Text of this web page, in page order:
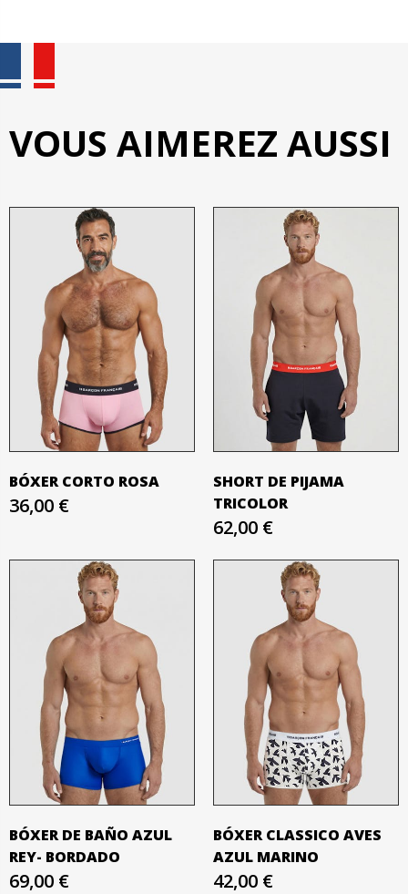
VOUS AIMEREZ AUSSI
BÓXER CORTO ROSA
36,00 €
SHORT DE PIJAMA
TRICOLOR
62,00 €
BÓXER DE BAÑO AZUL
REY- BORDADO
69,00 €
BÓXER CLASSICO AVES
AZUL MARINO
42,00 €